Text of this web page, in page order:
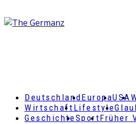
DeutschlandEuropaUSA
Wirtschaft Lifestyle
GeschichteSportFrüher